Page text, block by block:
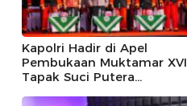
Kapolri Hadir di Apel
Pembukaan Muktamar XVI
Tapak Suci Putera